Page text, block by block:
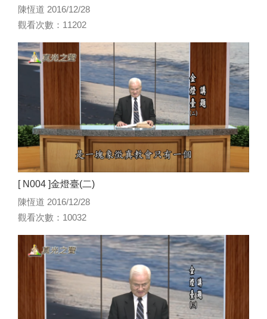
陳恆道 2016/12/28
觀看次數：11202
[ N004 ]金燈臺(二)
陳恆道 2016/12/28
觀看次數：10032